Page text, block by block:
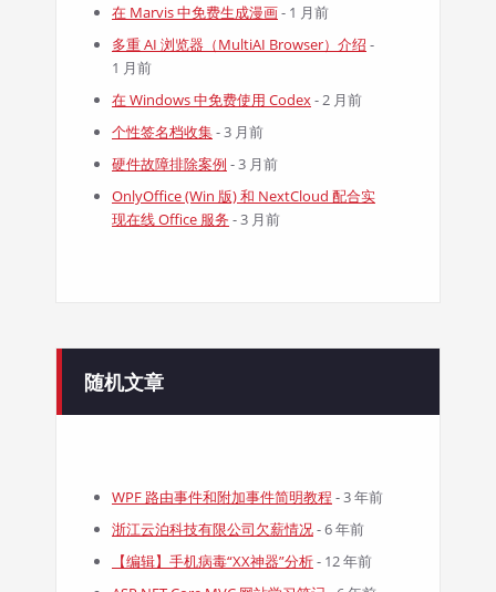
在 Marvis 中免费生成漫画- 1 月前
多重 AI 浏览器（MultiAI Browser）介绍 -
1 月前
在 Windows 中免费使用 Codex- 2 月前
个性签名档收集- 3 月前
硬件故障排除案例 - 3 月前
OnlyOffice (Win 版) 和 NextCloud 配合实
现在线 Office 服务 - 3 月前
随机文章
WPF 路由事件和附加事件简明教程 - 3 年前
浙江云泊科技有限公司欠薪情况- 6 年前
【编辑】手机病毒“XX神器”分析- 12 年前